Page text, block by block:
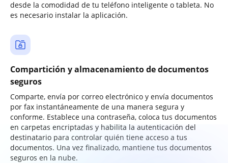
desde la comodidad de tu teléfono inteligente o tableta. No
es necesario instalar la aplicación.
Compartición y almacenamiento de documentos
seguros
Comparte, envía por correo electrónico y envía documentos
por fax instantáneamente de una manera segura y
conforme. Establece una contraseña, coloca tus documentos
en carpetas encriptadas y habilita la autenticación del
destinatario para controlar quién tiene acceso a tus
documentos. Una vez finalizado, mantiene tus documentos
seguros en la nube.